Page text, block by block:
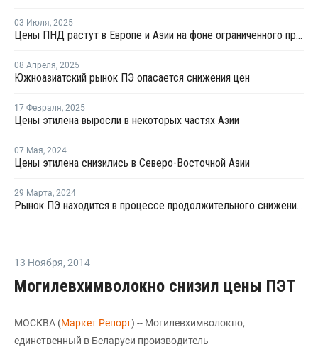
03 Июля, 2025
Цены ПНД растут в Европе и Азии на фоне ограниченного предложения и роста стоимости сырья
08 Апреля, 2025
Южноазиатский рынок ПЭ опасается снижения цен
17 Февраля, 2025
Цены этилена выросли в некоторых частях Азии
07 Мая, 2024
Цены этилена снизились в Северо-Восточной Азии
29 Марта, 2024
Рынок ПЭ находится в процессе продолжительного снижения показателей загрузки и рентабельности
13 Ноября, 2014
Могилевхимволокно снизил цены ПЭТ
МОСКВА (Маркет Репорт) -- Могилевхимволокно,
единственный в Беларуси производитель